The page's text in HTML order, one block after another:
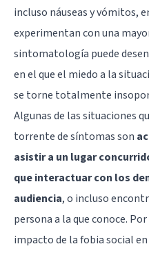
incluso náuseas y vómitos,
experimentan con una
sintomatología puede
en el que el miedo a la
se torne totalmente
Algunas de las situaciones
torrente de síntomas son
asistir a un lugar
que interactuar con los
audiencia, o incluso
persona a la que conoce.
impacto de la fobia social